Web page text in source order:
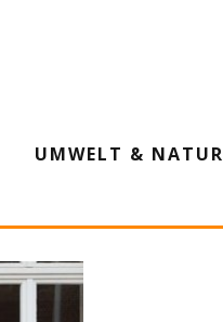
UMWELT & NATUR